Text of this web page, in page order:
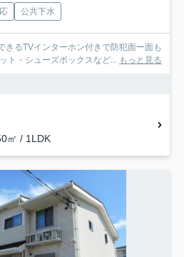
公共下水
きるTVインターホン付きで防犯面ー面も
ト・シューズボックスなど... もっと見る
㎡ / 1LDK